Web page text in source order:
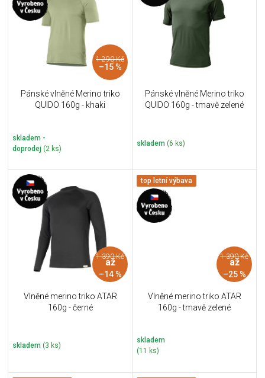
1 290 Kč
–15 %
Pánské vlněné Merino triko
QUIDO 160g - khaki
skladem -
doprodej (2 ks)
Pánské vlněné Merino triko
QUIDO 160g - tmavě zelené
skladem (6 ks)
1 390 Kč
až
–14 %
Vlněné merino triko ATAR
160g - černé
skladem (3 ks)
top letní výbava
1 390 Kč
až
–25 %
Vlněné merino triko ATAR
160g - tmavě zelené
skladem
(11 ks)